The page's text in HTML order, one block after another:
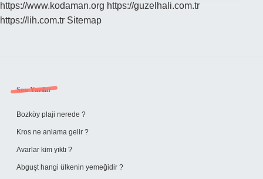
https://www.kodaman.org https://guzelhali.com.tr
https://lih.com.tr Sitemap
Sidebar
Son Yazılar
Bozköy plaji nerede ?
Kros ne anlama gelir ?
Avarlar kim yıktı ?
Abguşt hangi ülkenin yemeğidir ?